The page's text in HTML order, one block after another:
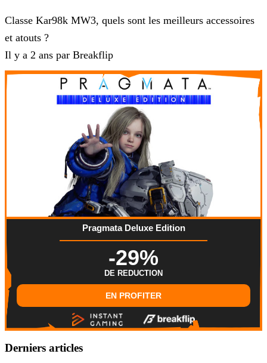
Classe Kar98k MW3, quels sont les meilleurs accessoires
et atouts ?
Il y a 2 ans par Breakflip
Pragmata Deluxe Edition
-29%
DE REDUCTION
EN PROFITER
Derniers articles